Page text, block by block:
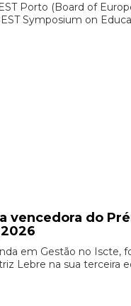
Porto (Board of
Symposium on
vencedora do
em Gestão no Iscte,
Lebre na sua terceira